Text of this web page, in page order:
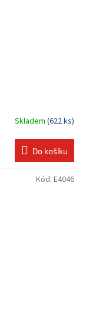
Skladem (622 ks)
Do košíku
Kód: E4046